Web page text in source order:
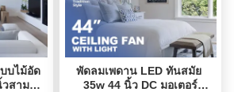
บไม้อัด
วสาม
พัดลมเพดาน LED ทันสมัย ​​
35w 44 นิ้ว DC มอเตอร์